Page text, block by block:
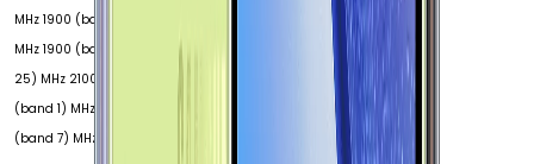
MHz 1900 (band 2)
MHz 1900 (band
25) MHz 2100
(band 1) MHz 2600
(band 7) MHz